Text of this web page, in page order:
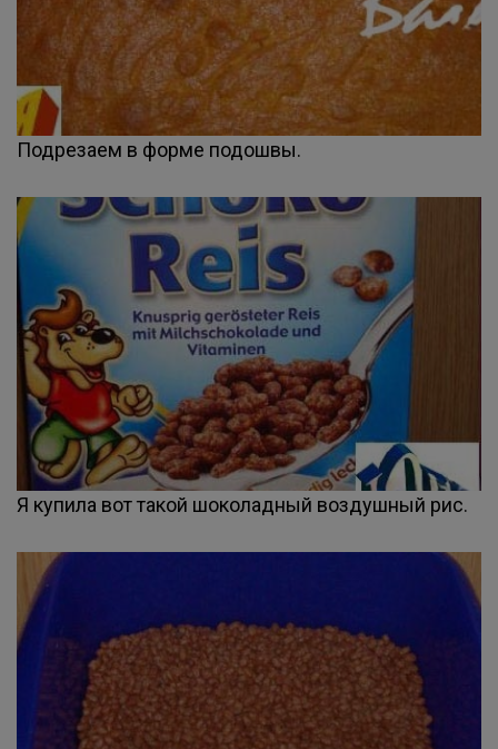
Подрезаем в форме подошвы.
Я купила вот такой шоколадный воздушный рис.